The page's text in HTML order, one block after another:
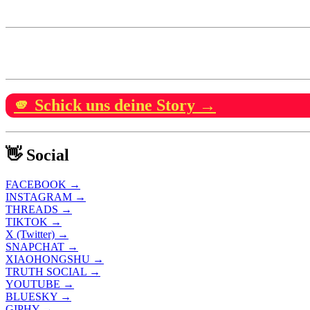
🫵 Schick uns deine Story →
👋 Social
FACEBOOK →
INSTAGRAM →
THREADS →
TIKTOK →
X (Twitter) →
SNAPCHAT →
XIAOHONGSHU →
TRUTH SOCIAL →
YOUTUBE →
BLUESKY →